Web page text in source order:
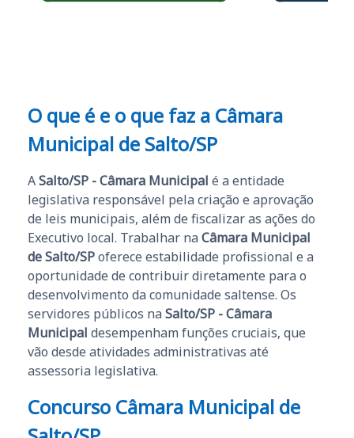
O que é e o que faz a Câmara
Municipal de Salto/SP
ASalto/SP - Câmara Municipal é a entidade
legislativa responsável pela criação e aprovação
de leis municipais, além de fiscalizar as ações do
Executivo local. Trabalhar na Câmara Municipal
de Salto/SPoferece estabilidade profissional e a
oportunidade de contribuir diretamente para o
desenvolvimento da comunidade saltense. Os
servidores públicos na Salto/SP - Câmara
Municipal desempenham funções cruciais, que
vão desde atividades administrativas até
assessoria legislativa.
Concurso Câmara Municipal de